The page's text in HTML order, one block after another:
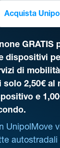
Acquista
GRATIS
dispositivi
di
solo 2,50€ al
e
UnipolMove
autostradali